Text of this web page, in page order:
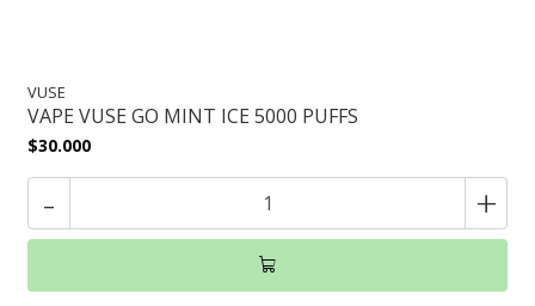
VUSE
VAPE VUSE GO MINT ICE 5000 PUFFS
$30.000
- +